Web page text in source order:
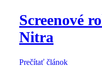
Screenové
Nitra
Prečítať článok